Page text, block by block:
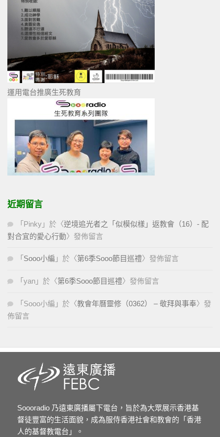
運用電台推廣生死教育
近期留言
「 Pinky 」於〈逆境追光者之「似模似樣」返教會（16）- 配
對合宜的愛心行動〉發佈留言
「 Sooo小編 」於〈第6季Sooo節目巡禮〉發佈留言
「 yan 」於〈第6季Sooo節目巡禮〉發佈留言
「 Sooo小編 」於〈教會年曆靈修（0362） – 敬拜與事奉〉發
佈留言
Soooradio 乃遠東廣播屬下電台，旨於為大眾展示香港基
督徒豐富的生活面貌，成為服侍香港社會和教會的「香港
人的基督教電台」。